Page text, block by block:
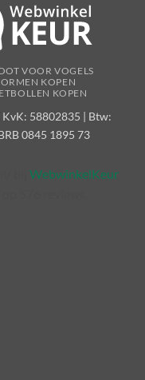
VOOR VOGELS
KOPEN
KOPEN
KvK: 58802835 | Btw:
0845 1895 73
WebwinkelKeur